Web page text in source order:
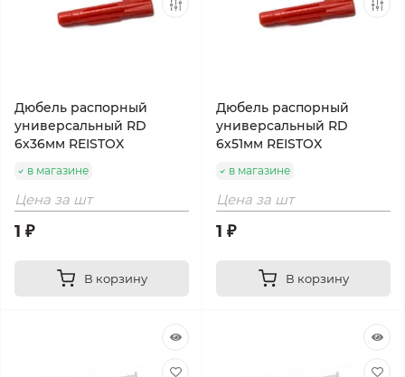
Дюбель распорный
универсальный RD
6х36мм REISTOX
в магазине
Цена за шт
1 ₽
В корзину
Дюбель распорный
универсальный RD
6х51мм REISTOX
в магазине
Цена за шт
1 ₽
В корзину